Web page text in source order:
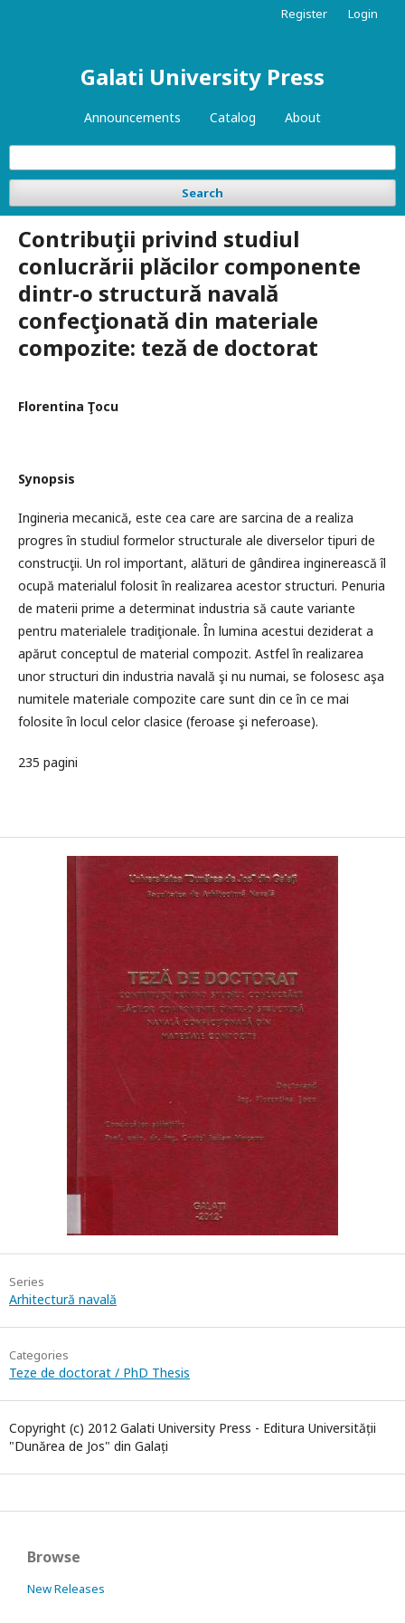
Galati University Press
Announcements Catalog About
Search
Register Login
Contribuţii privind studiul
conlucrării plăcilor componente
dintr-o structură navală
confecţionată din materiale
compozite: teză de doctorat
Florentina Ţocu
Synopsis
Ingineria mecanică, este cea care are sarcina de a realiza
progres în studiul formelor structurale ale diverselor tipuri de
construcţii. Un rol important, alături de gândirea inginerească îl
ocupă materialul folosit în realizarea acestor structuri. Penuria
de materii prime a determinat industria să caute variante
pentru materialele tradiţionale. În lumina acestui deziderat a
apărut conceptul de material compozit. Astfel în realizarea
unor structuri din industria navală şi nu numai, se folosesc aşa
numitele materiale compozite care sunt din ce în ce mai
folosite în locul celor clasice (feroase şi neferoase).
235 pagini
Series
Arhitectură navală
Categories
Teze de doctorat / PhD Thesis
Copyright (c) 2012 Galati University Press - Editura Universității
"Dunărea de Jos" din Galați
Browse
New Releases